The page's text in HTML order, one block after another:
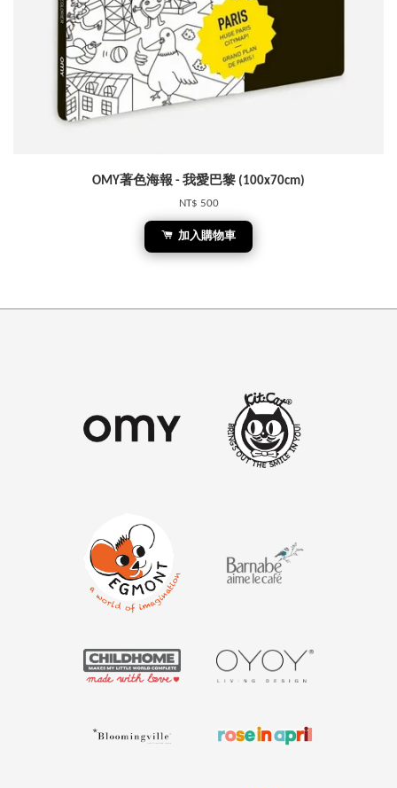
OMY著色海報 - 我愛巴黎 (100x70cm)
NT$ 500
加入購物車